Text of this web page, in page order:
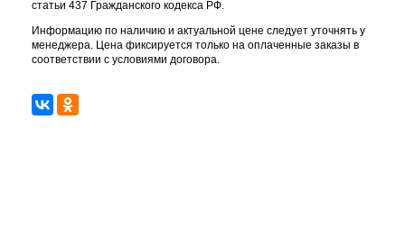
статьи 437 Гражданского кодекса РФ.
Информацию по наличию и актуальной цене следует уточнять у
менеджера. Цена фиксируется только на оплаченные заказы в
соответствии с условиями договора.